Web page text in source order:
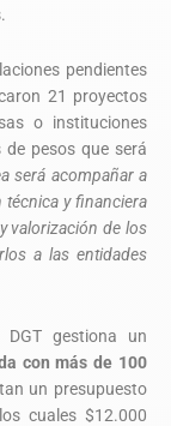
pendientes
21 proyectos
o instituciones
pesos que será
será acompañar a
técnica y financiera
valorización de los
a las entidades
gestiona un
con más de 100
un presupuesto
cuales $12.000